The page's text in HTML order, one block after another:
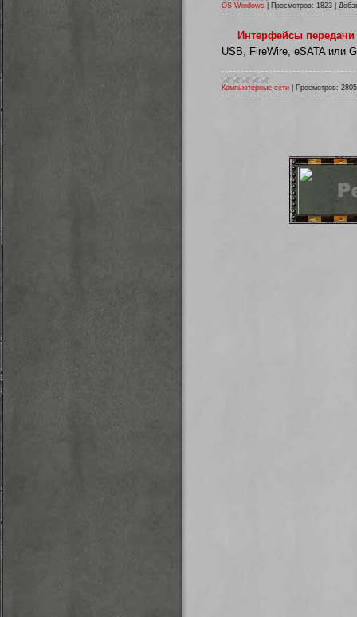
OS Windows Просмотров: 1823
Интерфейсы передачи
USB, FireWire, eSATA или
Компьютерные сети Просмотров: 2805